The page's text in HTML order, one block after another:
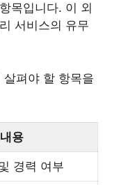
목입니다. 이 외
서비스의 유무
펴야 할 항목을
용
경력 여부